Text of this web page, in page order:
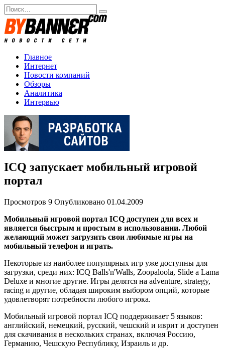
Перейти
к
содержанию
Search
for:
Главное
Интернет
Новости компаний
Обзоры
Аналитика
Интервью
ICQ запускает мобильный игровой
портал
Просмотров 9 Опубликовано 01.04.2009
Мобильный игровой портал ICQ доступен для всех и
является быстрым и простым в использовании. Любой
желающий может загрузить свои любимые игры на
мобильный телефон и играть.
Некоторые из наиболее популярных игр уже доступны для
загрузки, среди них: ICQ Balls'n'Walls, Zoopaloola, Slide a Lama
Deluxe и многие другие. Игры делятся на adventure, strategy,
racing и другие, обладая широким выбором опций, которые
удовлетворят потребности любого игрока.
Мобильный игровой портал ICQ поддерживает 5 языков:
английский, немецкий, русский, чешский и иврит и доступен
для скачивания в нескольких странах, включая Россию,
Германию, Чешскую Республику, Израиль и др.